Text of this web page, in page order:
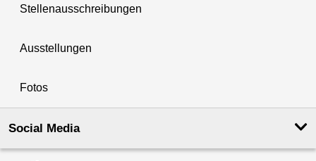
Stellenausschreibungen
Ausstellungen
Fotos
Social Media